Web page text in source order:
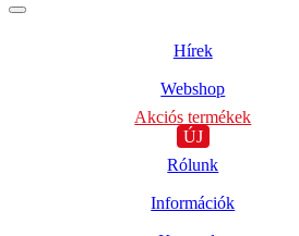
Hírek
Webshop
Akciós termékek
ÚJ
Rólunk
Információk